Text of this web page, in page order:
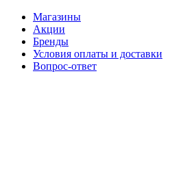
Магазины
Акции
Бренды
Условия оплаты и доставки
Вопрос-ответ